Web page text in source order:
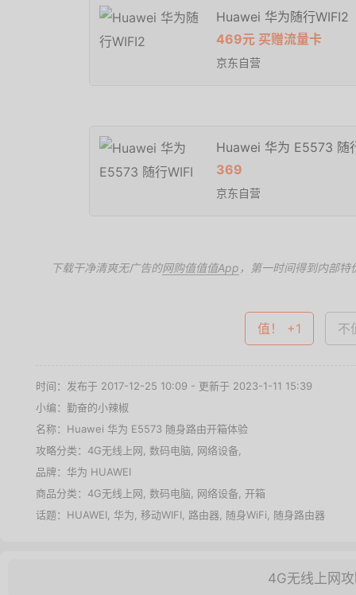
Huawei 华为随行WIFI2
469元 买赠流量卡
京东自营
Huawei 华为 E5573 随
369
京东自营
下载干净清爽无广告的网购值值值App ，第一时间得到内部特
值！ +1 不
时间：发布于 2017-12-25 10:09 - 更新于 2023-1-11 15:39
小编：勤奋的小辣椒
名称： Huawei 华为 E5573 随身路由开箱体验
攻略分类： 4G无线上网 数码电脑 网络设备
品牌： 华为 HUAWEI
商品分类： 4G无线上网 数码电脑 网络设备 开箱
话题： HUAWEI 华为 移动WIFI 路由器 随身WiFi 随身路由器
4G无线上网